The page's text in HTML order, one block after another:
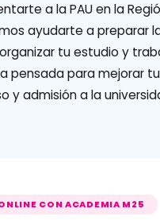
a la PAU en la
ayudarte a preparar
tu estudio y
pensada para mejorar
y admisión a la
CON ACADEMIA M25